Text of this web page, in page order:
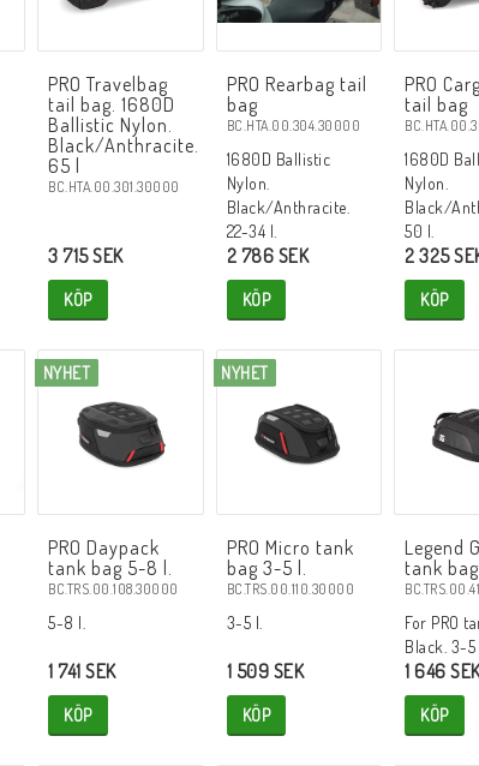
PRO Travelbag
tail bag. 1680D
Ballistic Nylon.
Black/Anthracite.
65 l
BC.HTA.00.301.30000
3 715 SEK
KÖP
PRO Rearbag tail
bag
BC.HTA.00.304.30000
1680D Ballistic
Nylon.
Black/Anthracite.
22-34 l.
2 786 SEK
KÖP
PRO
tail bag
1680D
Nylon.
Black/
50 l.
2 325
KÖP
NYHET
PRO Daypack
tank bag 5-8 l.
BC.TRS.00.108.30000
5-8 l.
1 741 SEK
KÖP
NYHET
PRO Micro tank
bag 3-5 l.
BC.TRS.00.110.30000
3-5 l.
1 509 SEK
KÖP
Legend
tank bag
For PRO
Black. 3-5
1 646
KÖP